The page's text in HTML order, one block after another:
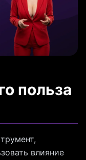
польза
влияние